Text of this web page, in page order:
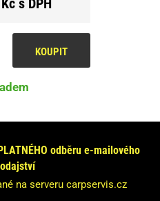
KOUPIT
odběru e-mailového
na serveru carpservis.cz